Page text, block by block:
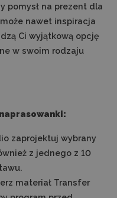
pomysł na prezent dla
nawet inspiracja
Ci wyjątkową opcję
w swoim rodzaju
zaprojektuj wybrany
z jednego z 10
materiał Transfer